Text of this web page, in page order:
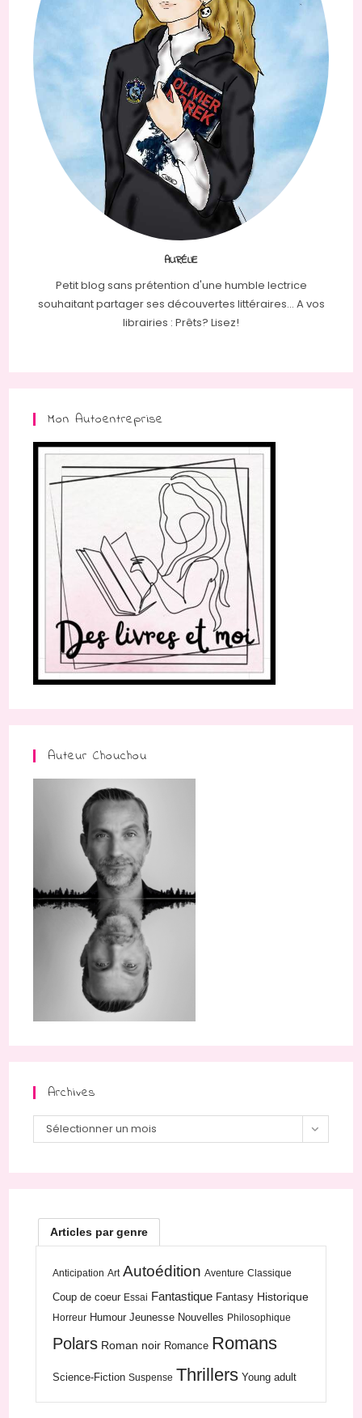
AURÉLIE
Petit blog sans prétention d'une humble lectrice
souhaitant partager ses découvertes littéraires... A vos
librairies : Prêts? Lisez!
Mon Autoentreprise
Auteur Chouchou
Archives
Archives
Sélectionner un mois
Articles par genre
Anticipation Art Autoédition Aventure Classique
Coup de coeur Essai Fantastique Fantasy Historique
Horreur Humour Jeunesse Nouvelles Philosophique
Polars Roman noir Romance Romans
Science-Fiction Suspense Thrillers Young adult